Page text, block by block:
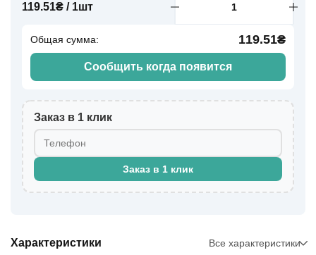
119.51₴ / 1шт
Общая сумма: 119.51₴
Сообщить когда появится
Заказ в 1 клик
Заказ в 1 клик
Характеристики Все характеристики